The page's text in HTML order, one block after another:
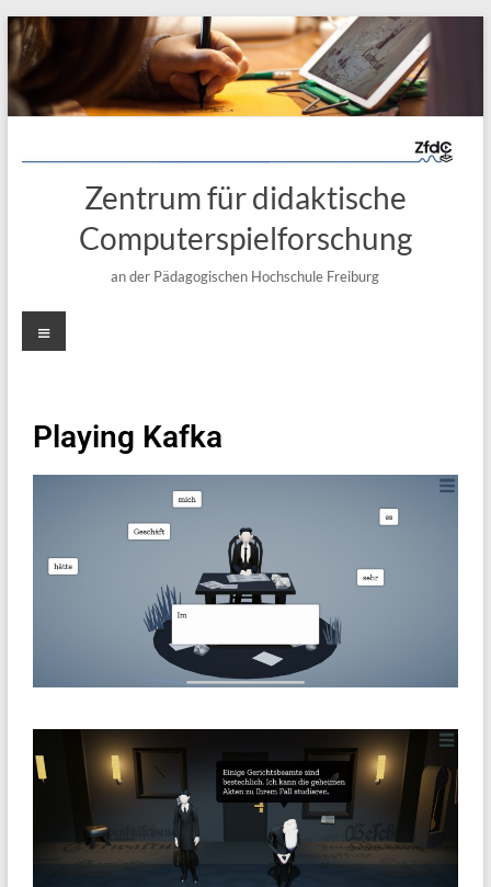
Zentrum für didaktische
Computerspielforschung
an der Pädagogischen Hochschule Freiburg
Playing Kafka